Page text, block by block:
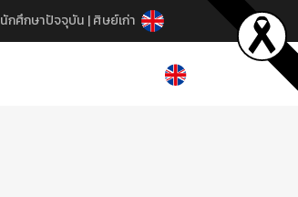
นักศึกษาปัจจุบัน |ศิษย์เก่า